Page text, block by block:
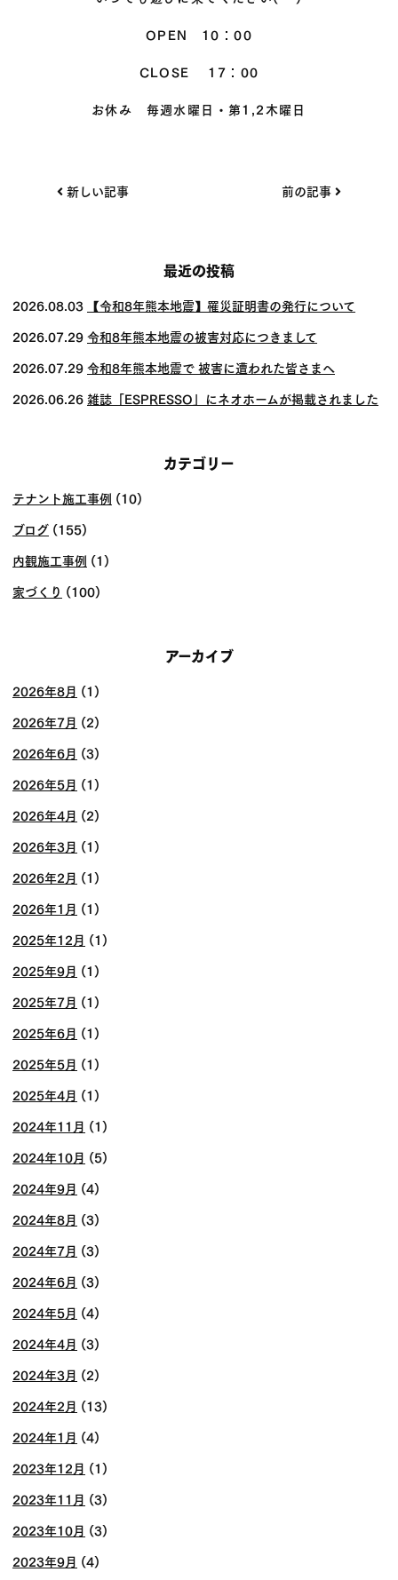
OPEN 10：00
CLOSE 17：00
お休み 毎週水曜日・第1,2木曜日
投
ゲー
ショ
ン
前の記事
新しい記事
最近の投稿
2026.08.03 【令和8年熊本地震】罹災証明書の発行について
2026.07.29令和8年熊本地震の被害対応につきまして
2026.07.29令和8年熊本地震で 被害に遭われた皆さまへ
2026.06.26雑誌「ESPRESSO」にネオホームが掲載されました
カテゴリー
テナント施工事例 (10)
ブログ (155)
内観施工事例 (1)
家づくり (100)
アーカイブ
2026年8月 (1)
2026年7月 (2)
2026年6月 (3)
2026年5月 (1)
2026年4月 (2)
2026年3月 (1)
2026年2月 (1)
2026年1月 (1)
2025年12月 (1)
2025年9月 (1)
2025年7月 (1)
2025年6月 (1)
2025年5月 (1)
2025年4月 (1)
2024年11月 (1)
2024年10月 (5)
2024年9月 (4)
2024年8月 (3)
2024年7月 (3)
2024年6月 (3)
2024年5月 (4)
2024年4月 (3)
2024年3月 (2)
2024年2月 (13)
2024年1月 (4)
2023年12月 (1)
2023年11月 (3)
2023年10月 (3)
2023年9月 (4)